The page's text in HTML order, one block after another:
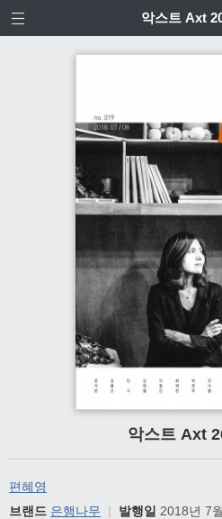
악스트 Axt
악스트 Axt
편혜영
브랜드 은행나무 | 발행일 2018년 7